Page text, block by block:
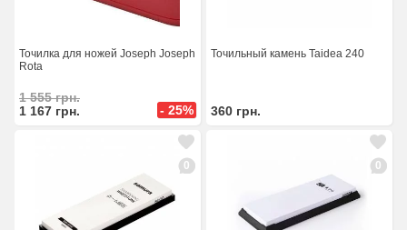
Точилка для ножей Joseph Joseph
Rota
1 555грн.
1 167 грн. - 25%
Точильный камень Taidea 240
360 грн.
0 0